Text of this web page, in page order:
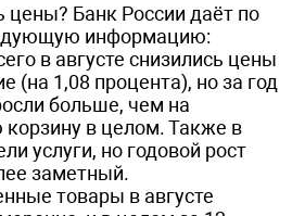
цены? Банк России даёт по
информацию:
в августе снизились цены
(на 1,08 процента), но за год
больше, чем на
корзину в целом. Также в
услуги, но годовой рост
заметный.
товары в августе